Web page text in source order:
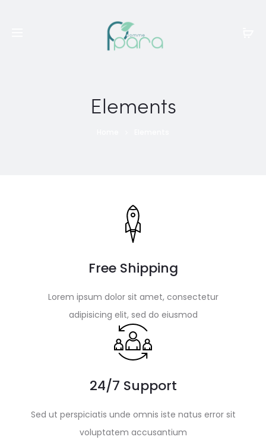
Elements
Free Shipping
Lorem ipsum dolor sit amet, consectetur
adipisicing elit, sed do eiusmod
24/7 Support
Sed ut perspiciatis unde omnis iste natus error sit
voluptatem accusantium